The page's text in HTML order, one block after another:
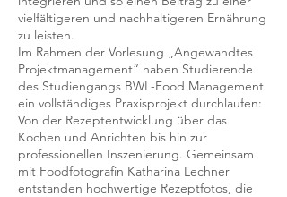
vielfältigeren und nachhaltigeren Ernährung
zu leisten.
Im Rahmen der Vorlesung „Angewandtes
Projektmanagement“ haben Studierende
des Studiengangs BWL-Food Management
ein vollständiges Praxisprojekt durchlaufen:
Von der Rezeptentwicklung über das
Kochen und Anrichten bis hin zur
professionellen Inszenierung. Gemeinsam
mit Foodfotografin Katharina Lechner
entstanden hochwertige Rezeptfotos, die